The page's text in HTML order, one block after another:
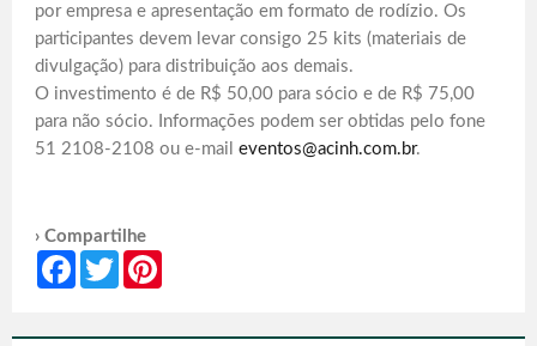
por empresa e apresentação em formato de rodízio. Os
participantes devem levar consigo 25 kits (materiais de
divulgação) para distribuição aos demais.
O investimento é de R$ 50,00 para sócio e de R$ 75,00
para não sócio. Informações podem ser obtidas pelo fone
51 2108-2108 ou e-mail eventos@acinh.com.br.
› Compartilhe
Facebook
Twitter